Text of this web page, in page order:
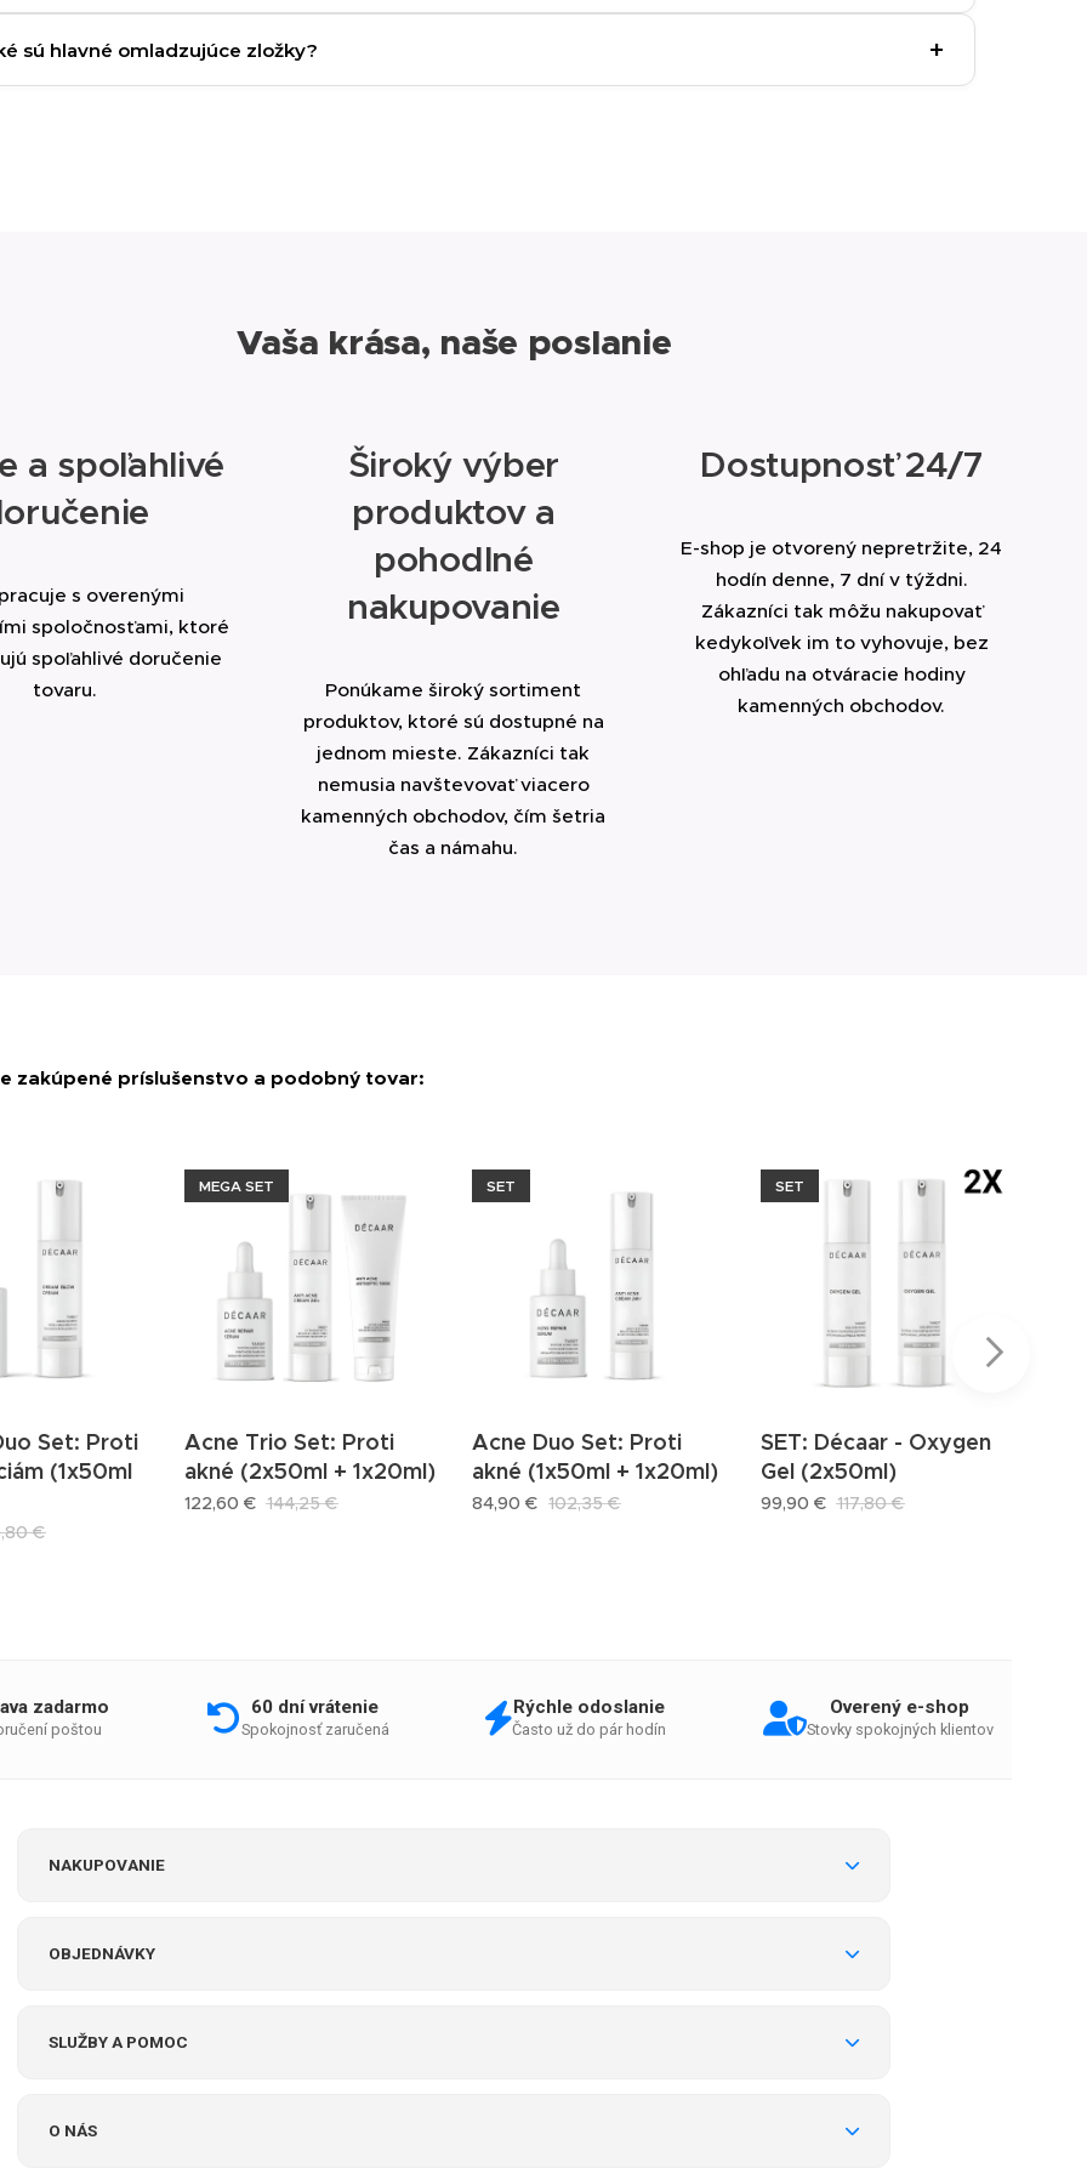
sú hlavné omladzujúce zložky? +
Vaša krása, naše poslanie
a spoľahlivé
s overenými
spoločnosťami, ktoré
spoľahlivé doručenie
tovaru.
Široký výber
produktov a
pohodlné
nakupovanie
Ponúkame široký sortiment
produktov, ktoré sú dostupné na
jednom mieste. Zákazníci tak
nemusia navštevovať viacero
kamenných obchodov, čím šetria
čas a námahu.
Dostupnosť 24/7
E-shop je otvorený nepretržite, 24
hodín denne, 7 dní v týždni.
Zákazníci tak môžu nakupovať
kedykoľvek im to vyhovuje, bez
ohľadu na otváracie hodiny
kamenných obchodov.
zakúpené príslušenstvo a podobný tovar:
Set: Proti
(1x50ml
€
Acne Trio Set: Proti
akné (2x50ml + 1x20ml)
MEGA SET
122,60 € 144,25€
Acne Duo Set: Proti
akné (1x50ml + 1x20ml)
SET
84,90 € 102,35€
SET: Décaar - Oxygen
Gel (2x50ml)
SET
99,90 € 117,80€
zadarmo
poštou
60 dní vrátenie
Spokojnosť zaručená
Rýchle odoslanie
Často už do pár hodín
Overený e-shop
Stovky spokojných klientov
NAKUPOVANIE
OBJEDNÁVKY
SLUŽBY A POMOC
O NÁS